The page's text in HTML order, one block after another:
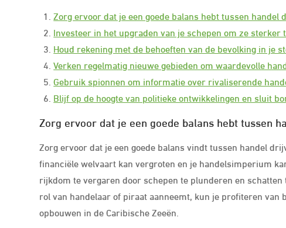
Zorg ervoor dat je een goede balans hebt tussen handel
Investeer in het upgraden van je schepen om ze sterker
Houd rekening met de behoeften van de bevolking in je
Verken regelmatig nieuwe gebieden om waardevolle
Gebruik spionnen om informatie over rivaliserende
Blijf op de hoogte van politieke ontwikkelingen en sluit
Zorg ervoor dat je een goede balans hebt tussen
Zorg ervoor dat je een goede balans vindt tussen handel
financiële welvaart kan vergroten en je handelsimperium
rijkdom te vergaren door schepen te plunderen en
rol van handelaar of piraat aanneemt, kun je profiteren van
opbouwen in de Caribische Zeeën.